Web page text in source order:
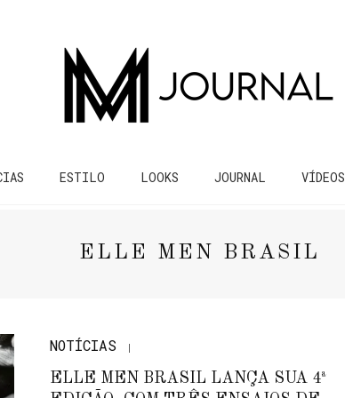
ESTILO LOOKS JOURNAL VÍDEOS
ELLE MEN BRASIL
NOTÍCIAS
ELLE MEN BRASIL LANÇA SUA 4ª